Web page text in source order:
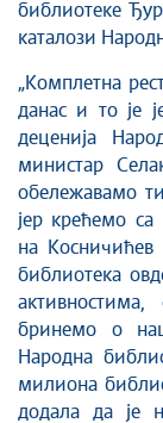
библиотеке
каталози
„Комплетна
данас и то је
деценија
министар
обележавамо
јер крећемо
на
библиотека
бринемо о
Народна
милиона
додала да је